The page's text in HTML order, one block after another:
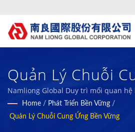
Quản Lý Chuỗi
Bền Vững / Nhà
Dệt Và Vật Liệu
Namliong Global Duy trì mối quan
nhà cung cấp
Home / Phát Triển Bền Vững /
Quản Lý Chuỗi Cung Ứng Bền Vững